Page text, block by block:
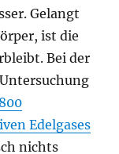
Gelangt
ist die
Bei der
Edelgases
nichts